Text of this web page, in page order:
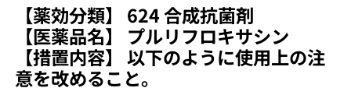
【薬効分類】 624 合成抗菌剤
【医薬品名】 プルリフロキサシン
【措置内容】 以下のように使用上の注
意を改めること。